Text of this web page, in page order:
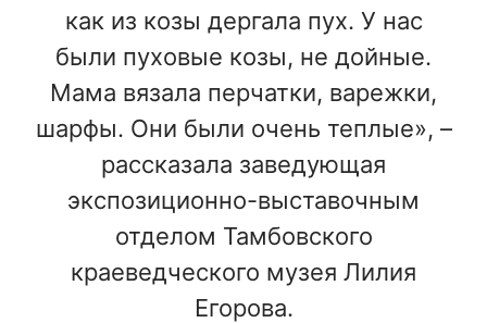
как из козы дергала пух. У нас
были пуховые козы, не дойные.
Мама вязала перчатки, варежки,
шарфы. Они были очень теплые», –
рассказала заведующая
экспозиционно-выставочным
отделом Тамбовского
краеведческого музея Лилия
Егорова.